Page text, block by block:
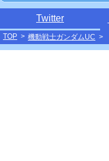
Twitter
TOP > 機動戦士ガンダムUC >